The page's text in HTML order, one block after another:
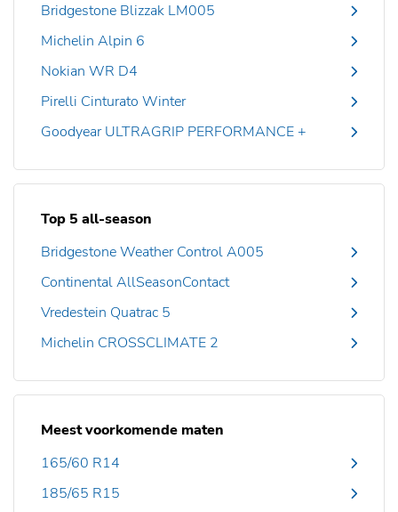
Bridgestone Blizzak LM005
Michelin Alpin 6
Nokian WR D4
Pirelli Cinturato Winter
Goodyear ULTRAGRIP PERFORMANCE +
Top 5 all-season
Bridgestone Weather Control A005
Continental AllSeasonContact
Vredestein Quatrac 5
Michelin CROSSCLIMATE 2
Meest voorkomende maten
165/60 R14
185/65 R15